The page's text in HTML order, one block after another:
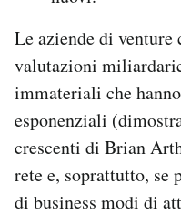
Le aziende di
valutazioni
immateriali che
esponenziali
crescenti di Brian
rete e, soprattutto, se
di business modi di